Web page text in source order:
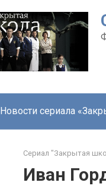
Новости сериала
Сериал "Закрытая
Иван